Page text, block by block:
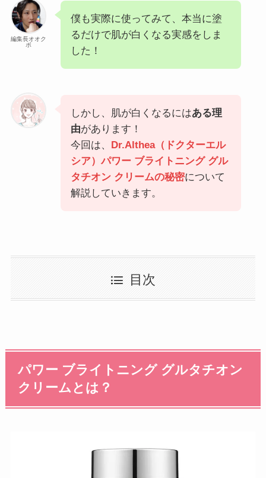
編集長オオク
ボ
僕も実際に使ってみて、本当に塗
るだけで肌が白くなる実感をしま
した！
しかし、肌が白くなるにはある理
由があります！
今回は、 Dr.Althea（ドクターエル
シア）パワー ブライトニング グル
タチオン クリームの秘密について
解説していきます。
目次
パワー ブライトニング グルタチオン
クリームとは？